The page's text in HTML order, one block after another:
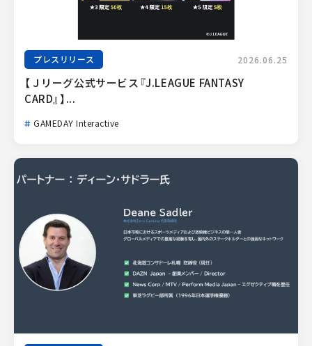
プレスリリース 2026.06.25
【Ｊリーグ公式サービス『J.LEAGUE FANTASY
CARD』】...
GAMEDAY Interactive